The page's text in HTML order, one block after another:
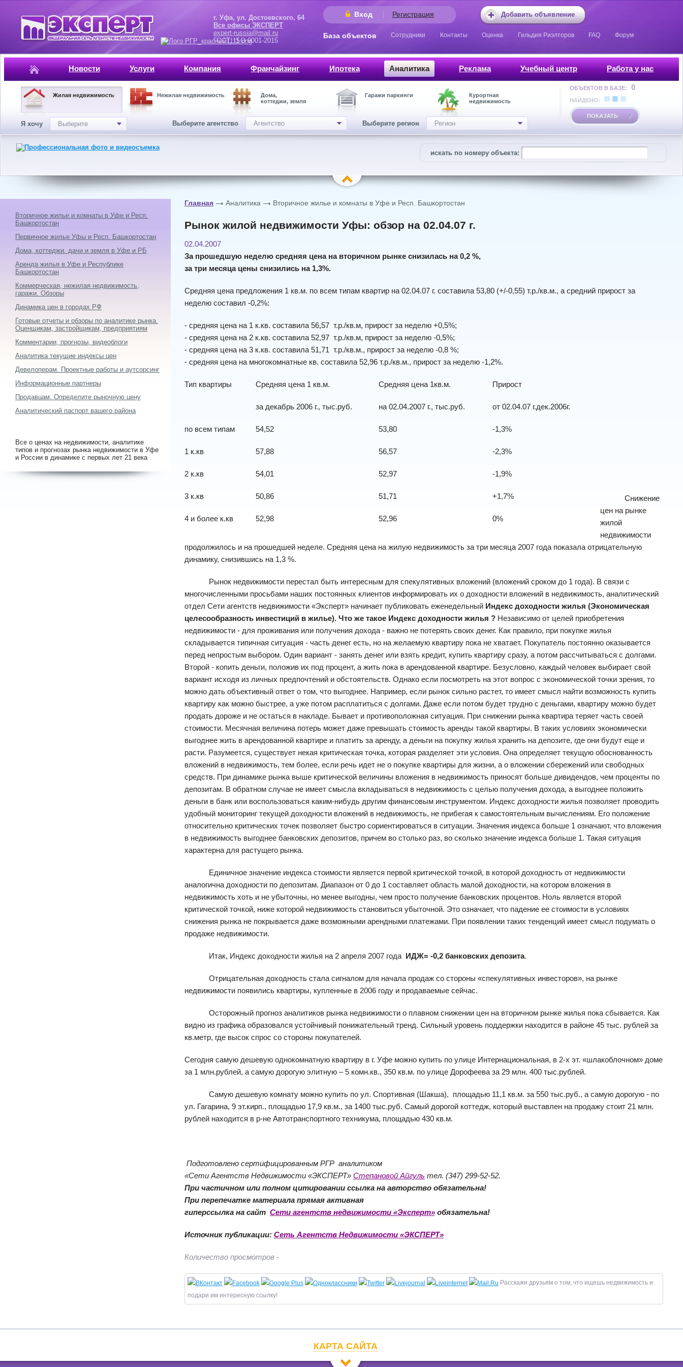
Добавить объявление
Вход Регистрация
г. Уфа, ул. Достоевского, 64
Все офисы ЭКСПЕРТ
expert-russia@mail.ru
ГОСТ, ISO 9001-2015
База объектов Сотрудники Контакты Оценка Гильдия Риэлторов FAQ Форум
Новости Услуги Компания Франчайзинг Ипотека Аналитика Реклама Учебный центр Работа у нас
Жилая недвижимость Нежилая недвижимость
Дома,
коттеджи, земля
Гаражи паркинги
Курортная
недвижимость
Я хочу Выберите Выберите агентство Агентство Выберите регион Регион
ОБЪЕКТОВ В БАЗЕ: 0
НАЙДЕНО:
ПОКАЗАТЬ
искать по номеру объекта:
Главная Аналитика Вторичное жилье и комнаты в Уфе и Респ. Башкортостан
Рынок жилой недвижимости Уфы: обзор на 02.04.07 г.
02.04.2007
За прошедшую неделю средняя цена на вторичном рынке снизилась на 0,2 %,
за три месяца цены снизились на 1,3%.
Средняя цена предложения 1 кв.м. по всем типам квартир на 02.04.07 г. составила 53,80 (+/-0,55) т.р./кв.м., а средний прирост за
неделю составил -0,2%:
- средняя цена на 1 к.кв. составила 56,57 т.р./кв.м, прирост за неделю +0,5%;
- средняя цена на 2 к.кв. составила 52,97 т.р./кв.м, прирост за неделю -0,5%;
- средняя цена на 3 к.кв. составила 51,71 т.р./кв.м., прирост за неделю -0,8 %;
- средняя цена на многокомнатные кв. составила 52,96 т.р./кв.м., прирост за неделю -1,2%.
Тип квартиры Средняя цена 1 кв.м.
за декабрь 2006 г., тыс.руб.
Средняя цена 1кв.м.
на 02.04.2007 г., тыс.руб.
Прирост
от 02.04.07 г.дек.2006г.
по всем типам 54,52 53,80 -1,3%
1 к.кв 57,88 56,57 -2,3%
2 к.кв 54,01 52,97 -1,9%
3 к.кв 50,86 51,71 +1,7%
4 и более к.кв 52,98 52,96 0%
Снижение
цен на рынке
жилой
недвижимости
продолжилось и на прошедшей неделе. Средняя цена на жилую недвижимость за три месяца 2007 года показала отрицательную
динамику, снизившись на 1,3 %.
Рынок недвижимости перестал быть интересным для спекулятивных вложений (вложений сроком до 1 года). В связи с
многочисленными просьбами наших постоянных клиентов информировать их о доходности вложений в недвижимость, аналитический
отдел Сети агентств недвижимости «Эксперт» начинает публиковать еженедельный Индекс доходности жилья (Экономическая
целесообразность инвестиций в жилье). Что же такое Индекс доходности жилья ? Независимо от целей приобретения
недвижимости - для проживания или получения дохода - важно не потерять своих денег. Как правило, при покупке жилья
складывается типичная ситуация - часть денег есть, но на желаемую квартиру пока не хватает. Покупатель постоянно оказывается
перед непростым выбором. Один вариант - занять денег или взять кредит, купить квартиру сразу, а потом рассчитываться с долгами.
Второй - копить деньги, положив их под процент, а жить пока в арендованной квартире. Безусловно, каждый человек выбирает свой
вариант исходя из личных предпочтений и обстоятельств. Однако если посмотреть на этот вопрос с экономической точки зрения, то
можно дать объективный ответ о том, что выгоднее. Например, если рынок сильно растет, то имеет смысл найти возможность купить
квартиру как можно быстрее, а уже потом расплатиться с долгами. Даже если потом будет трудно с деньгами, квартиру можно будет
продать дороже и не остаться в накладе. Бывает и противоположная ситуация. При снижении рынка квартира теряет часть своей
стоимости. Месячная величина потерь может даже превышать стоимость аренды такой квартиры. В таких условиях экономически
выгоднее жить в арендованной квартире и платить за аренду, а деньги на покупку жилья хранить на депозите, где они будут еще и
расти. Разумеется, существует некая критическая точка, которая разделяет эти условия. Она определяет текущую обоснованность
вложений в недвижимость, тем более, если речь идет не о покупке квартиры для жизни, а о вложении сбережений или свободных
средств. При динамике рынка выше критической величины вложения в недвижимость приносят больше дивидендов, чем проценты по
депозитам. В обратном случае не имеет смысла вкладываться в недвижимость с целью получения дохода, а выгоднее положить
деньги в банк или воспользоваться каким-нибудь другим финансовым инструментом. Индекс доходности жилья позволяет проводить
удобный мониторинг текущей доходности вложений в недвижимость, не прибегая к самостоятельным вычислениям. Его положение
относительно критических точек позволяет быстро сориентироваться в ситуации. Значения индекса больше 1 означают, что вложения
в недвижимость выгоднее банковских депозитов, причем во столько раз, во сколько значение индекса больше 1. Такая ситуация
характерна для растущего рынка.
Единичное значение индекса стоимости является первой критической точкой, в которой доходность от недвижимости
аналогична доходности по депозитам. Диапазон от 0 до 1 составляет область малой доходности, на котором вложения в
недвижимость хоть и не убыточны, но менее выгодны, чем просто получение банковских процентов. Ноль является второй
критической точкой, ниже которой недвижимость становиться убыточной. Это означает, что падение ее стоимости в условиях
снижения рынка не покрывается даже возможными арендными платежами. При появлении таких тенденций имеет смысл подумать о
продаже недвижимости.
Итак, Индекс доходности жилья на 2 апреля 2007 года ИДЖ= -0,2 банковских депозита.
Отрицательная доходность стала сигналом для начала продаж со стороны «спекулятивных инвесторов», на рынке
недвижимости появились квартиры, купленные в 2006 году и продаваемые сейчас.
Осторожный прогноз аналитиков рынка недвижимости о плавном снижении цен на вторичном рынке жилья пока сбывается. Как
видно из графика образовался устойчивый понижательный тренд. Сильный уровень поддержки находится в районе 45 тыс. рублей за
кв.метр, где высок спрос со стороны покупателей.
Сегодня самую дешевую однокомнатную квартиру в г. Уфе можно купить по улице Интернациональная, в 2-х эт. «шлакоблочном» доме
за 1 млн.рублей, а самую дорогую элитную – 5 комн.кв., 350 кв.м. по улице Дорофеева за 29 млн. 400 тыс.рублей.
Самую дешевую комнату можно купить по ул. Спортивная (Шакша), площадью 11,1 кв.м. за 550 тыс.руб., а самую дорогую - по
ул. Гагарина, 9 эт.кирп., площадью 17,9 кв.м., за 1400 тыс.руб. Самый дорогой коттедж, который выставлен на продажу стоит 21 млн.
рублей находится в р-не Автотранспортного техникума, площадью 430 кв.м.
Подготовлено сертифицированным РГР аналитиком
«Сети Агентств Недвижимости «ЭКСПЕРТ» Степановой Айгуль тел. (347) 299-52-52.
При частичном или полном цитировании ссылка на авторство обязательна!
При перепечатке материала прямая активная
гиперссылка на сайт Сети агентств недвижимости «Эксперт»обязательна!
Источник публикации: Сеть Агентств Недвижимости «ЭКСПЕРТ»
Количество просмотров -
Расскажи друзьям о том, что ищешь недвижимость и
подари им интересную ссылку!
Вторичное жилье и комнаты в Уфе и Респ.
Башкортостан
Первичное жилье Уфы и Респ. Башкортостан
Дома, коттеджи. дачи и земля в Уфе и РБ
Аренда жилья в Уфе и Республике
Башкортостан
Коммерческая, нежилая недвижимость,
гаражи. Обзоры
Динамика цен в городах РФ
Готовые отчеты и обзоры по аналитике рынка.
Оценщикам, застройщикам, предприятиям
Комментарии, прогнозы, видеоблоги
Аналитика текущие индексы цен
Девелоперам. Проектные работы и аутсорсинг
Информационные партнеры
Продавцам. Определите рыночную цену
Аналитический паспорт вашего района
Все о ценах на недвижимости, аналитике
типов и прогнозах рынка недвижимости в Уфе
и России в динамике с первых лет 21 века
КАРТА САЙТА